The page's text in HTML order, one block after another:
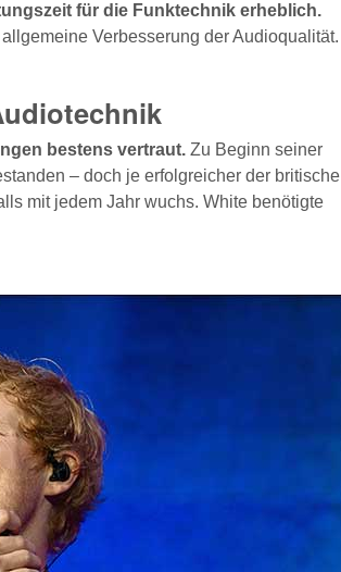
für die Funktechnik erheblich.
Verbesserung der Audioqualität.
bestens vertraut. Zu Beginn seiner
– doch je erfolgreicher der britische
mit jedem Jahr wuchs. White benötigte